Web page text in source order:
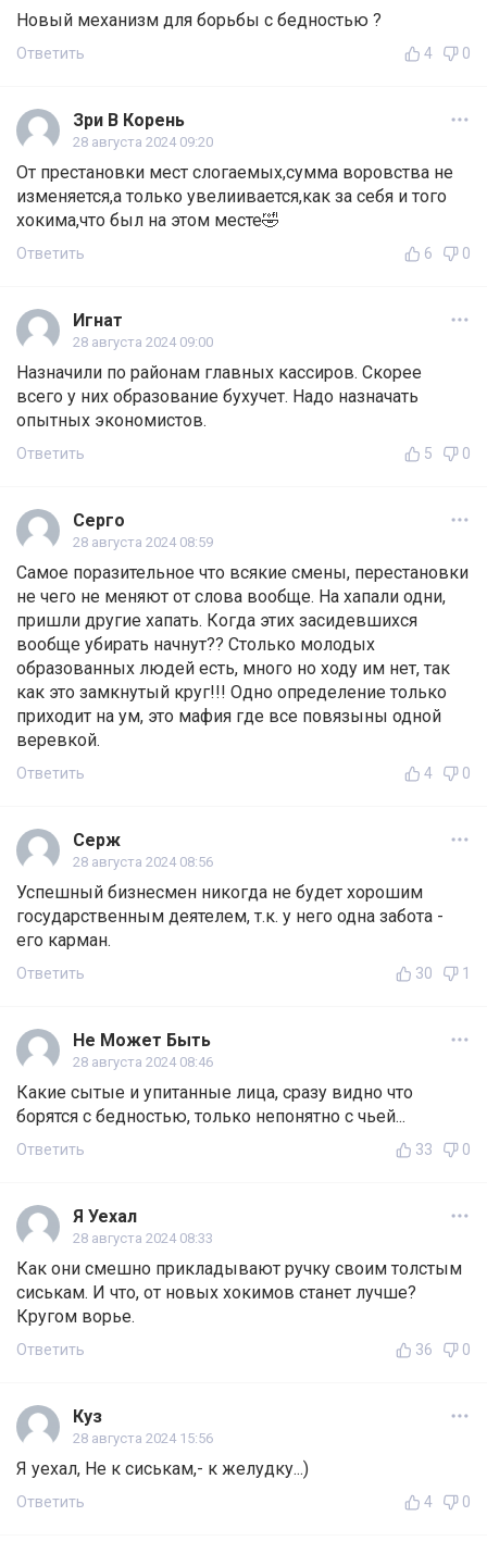
Новый механизм для борьбы с бедностью ?
Ответить 4 0
Зри В Корень
28 августа 2024 09:20
От престановки мест слогаемых,сумма воровства не
изменяется,а только увелиивается,как за себя и того
хокима,что был на этом месте🤣
Ответить 6 0
Игнат
28 августа 2024 09:00
Назначили по районам главных кассиров. Скорее
всего у них образование бухучет. Надо назначать
опытных экономистов.
Ответить 5 0
Серго
28 августа 2024 08:59
Самое поразительное что всякие смены, перестановки
не чего не меняют от слова вообще. На хапали одни,
пришли другие хапать. Когда этих засидевшихся
вообще убирать начнут?? Столько молодых
образованных людей есть, много но ходу им нет, так
как это замкнутый круг!!! Одно определение только
приходит на ум, это мафия где все повязыны одной
веревкой.
Ответить 4 0
Серж
28 августа 2024 08:56
Успешный бизнесмен никогда не будет хорошим
государственным деятелем, т.к. у него одна забота -
его карман.
Ответить 30 1
Не Может Быть
28 августа 2024 08:46
Какие сытые и упитанные лица, сразу видно что
борятся с бедностью, только непонятно с чьей...
Ответить 33 0
Я Уехал
28 августа 2024 08:33
Как они смешно прикладывают ручку своим толстым
сиськам. И что, от новых хокимов станет лучше?
Кругом ворье.
Ответить 36 0
Куз
28 августа 2024 15:56
Я уехал, Не к сиськам,- к желудку...)
Ответить 4 0